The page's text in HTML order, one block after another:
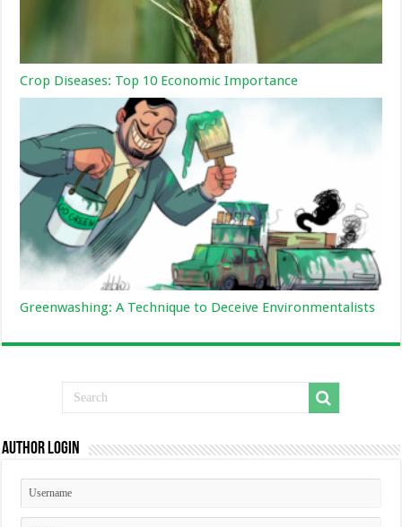
Crop Diseases: Top 10 Economic Importance
Greenwashing: A Technique to Deceive Environmentalists
Author Login